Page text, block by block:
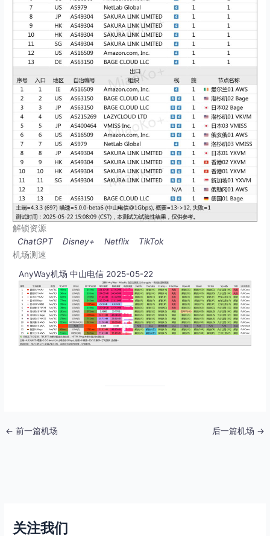
关注我们
解锁资源
ChatGPT
Disney+ Netflix
TikTok
机场测速
AnyWay机场 中山电信 2025-05-22
← 前一篇机场 后一篇机场 →